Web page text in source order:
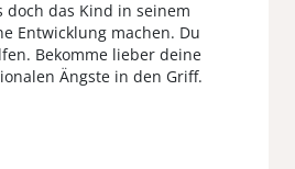
doch das Kind in seinem
Entwicklung machen. Du
Bekomme lieber deine